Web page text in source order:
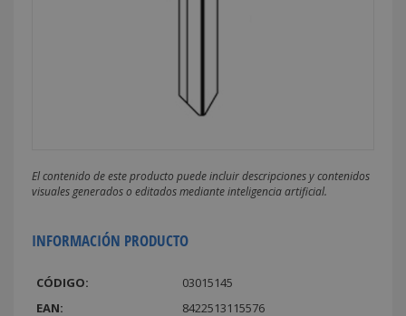
El contenido de este producto puede incluir descripciones y contenidos
visuales generados o editados mediante inteligencia artificial.
INFORMACIÓN PRODUCTO
CÓDIGO:
03015145
EAN:
8422513115576